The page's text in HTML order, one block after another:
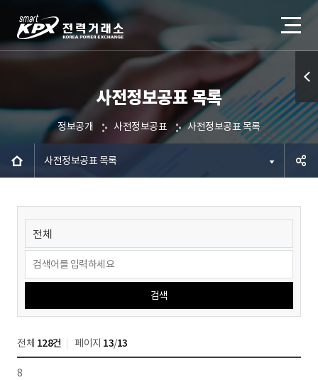
사전정보공표 목록
정보공개 사전정보공표 사전정보공표 목록
사전정보공표 목록
검색
전체 128건 페이지 13/13
8
퀵메
뉴 열
기